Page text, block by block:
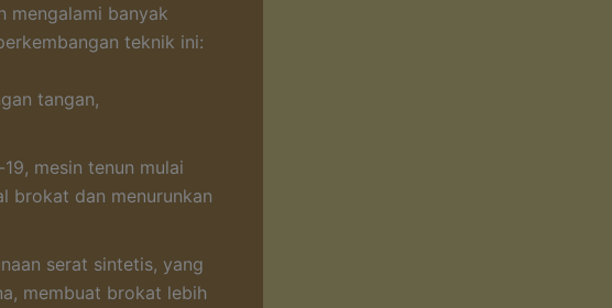
mengalami banyak
teknik ini:
tangan,
mesin tenun mulai
brokat dan menurunkan
serat sintetis, yang
membuat brokat lebih